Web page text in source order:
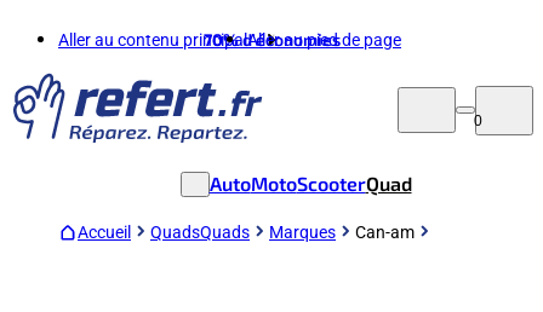
Aller au contenu principalAller au pied de page
70%d'économies
0
AutoMotoScooterQuad
Accueil QuadsQuads Marques Can-am